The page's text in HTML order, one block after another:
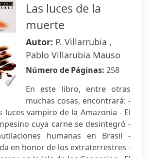
Las luces de la
muerte
Autor: P. Villarrubia ,
Pablo Villarubia Mauso
Número de Páginas: 258
En este libro, entre otras
muchas cosas, encontrará: -
luces vampiro de la Amazonia - El
cuya carne se desintegró -
humanas en Brasil -
en honor de los extraterrestres -